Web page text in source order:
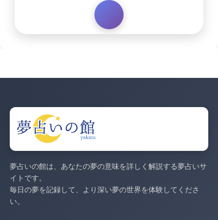
夢占いの館は、あなたの夢の意味を詳しく解説する夢占いサ
イトです。
毎日の夢を記録して、より深い夢の世界を体験してくださ
い。